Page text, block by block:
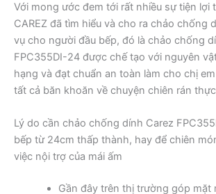
Với mong ước đem tới rất nhiều sự tiện lợi
CAREZ đã tìm hiểu và cho ra chảo chống
vụ cho người đầu bếp, đó là chảo chống
FPC355DI-24 được chế tạo với nguyên
hạng và đạt chuẩn an toàn làm cho chị
tất cả băn khoăn về chuyện chiên rán
Lý do cần chảo chống dính Carez
bếp từ 24cm thấp thành, hay để chiên
việc nội trợ của mái ấm
Gần đây trên thị trường góp mặt